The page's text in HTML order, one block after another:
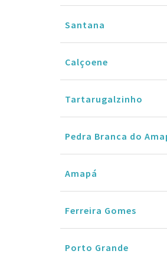
Santana
Calçoene
Tartarugalzinho
Pedra Branca do
Amapá
Ferreira Gomes
Porto Grande